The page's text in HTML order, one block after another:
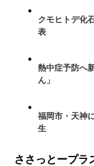
クモヒトデ化
表
熱中症予防へ
ん」
福岡市・天神
生
ささっとープラ